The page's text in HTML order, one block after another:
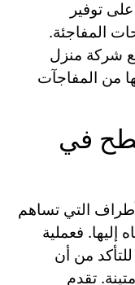
توفير
المفاجئة.
شركة منزل
من المفاجآت
في
التي تساهم
إليها. فعملية
من أن
تقدم